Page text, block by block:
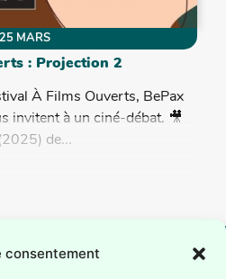
consentement
25 MARS
: Projection 2
À Films Ouverts, BePax
invitent à un ciné-débat. 🎥
de...